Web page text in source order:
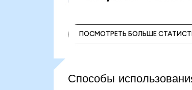
ПОСМОТРЕТЬ БОЛЬШЕ
Способы